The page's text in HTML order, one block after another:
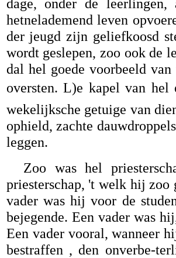
hetnelademend leven
der jeugd zijn geliefkoosd
wordt geslepen, zoo ook de
dal hel goede voorbeeld
oversten. L)e kapel van hel
wekelijksche getuige van
ophield, zachte
leggen.
Zoo was hel
priesterschap, 't welk hij zoo
vader was hij voor de
bejegende. Een vader was
Een vader vooral, wanneer
bestraffen , den onverbe-